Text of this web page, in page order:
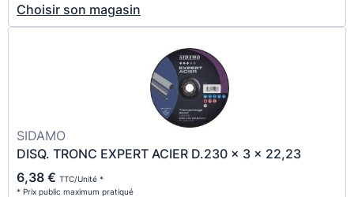
Choisir son magasin
SIDAMO
DISQ. TRONC EXPERT ACIER D.230 x 3 x 22,23
6,38 € TTC/Unité *
* Prix public maximum pratiqué